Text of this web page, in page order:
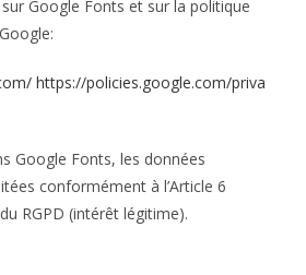
Google Fonts et sur la politique
https://policies.google.com/priva
Google Fonts, les données
conformément à l’Article 6
RGPD (intérêt légitime).